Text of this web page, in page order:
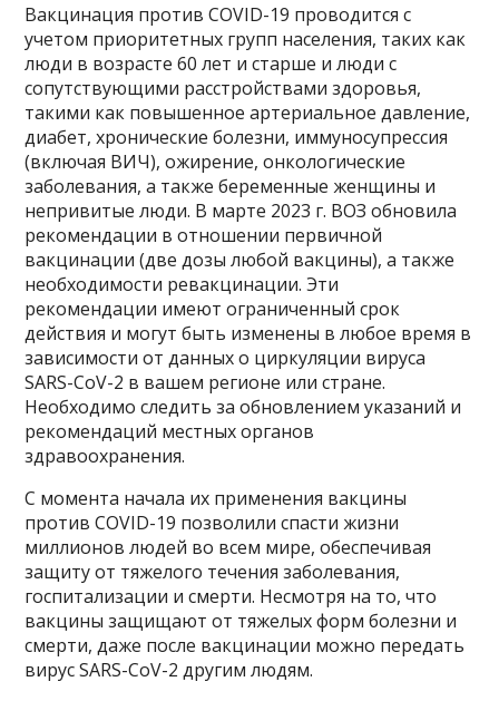
Вакцинация против COVID-19 проводится с
учетом приоритетных групп населения, таких как
люди в возрасте 60 лет и старше и люди с
сопутствующими расстройствами здоровья,
такими как повышенное артериальное давление,
диабет, хронические болезни, иммуносупрессия
(включая ВИЧ), ожирение, онкологические
заболевания, а также беременные женщины и
непривитые люди. В марте 2023 г. ВОЗ обновила
рекомендации в отношении первичной
вакцинации (две дозы любой вакцины), а также
необходимости ревакцинации. Эти
рекомендации имеют ограниченный срок
действия и могут быть изменены в любое время в
зависимости от данных о циркуляции вируса
SARS-CoV-2 в вашем регионе или стране.
Необходимо следить за обновлением указаний и
рекомендаций местных органов
здравоохранения.
С момента начала их применения вакцины
против COVID-19 позволили спасти жизни
миллионов людей во всем мире, обеспечивая
защиту от тяжелого течения заболевания,
госпитализации и смерти. Несмотря на то, что
вакцины защищают от тяжелых форм болезни и
смерти, даже после вакцинации можно передать
вирус SARS-CoV-2 другим людям.